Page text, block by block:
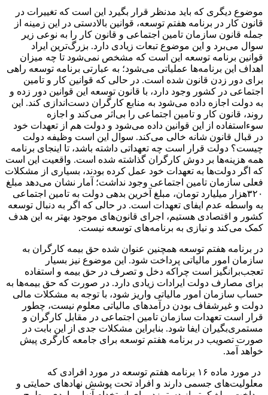
موضوع دیگری که باید مدنظر قرار بگیرد این است که تغییرات در
قانون کار در برنامه هفتم توسعه، قوانین بالادستی در این زمینه از
جمله قانون سازمان تامین اجتماعی و قانون کار را به نوعی زیر
سوال می‌برد و این موضوع تبعات زیادی دارد. بزرگ‌ترین ایراد
قوانین برنامه توسعه این است که مشخص نمی‌شود تا چه میزان
اهداف این برنامه‌ها عملیاتی می‌شود؛ به عبارتی برنامه توسعه راهی
برای دور زدن قانون شده است. در حالی که قوانین کار و تامین
اجتماعی در کشور وجود دارد، با قانون توسعه این قوانین دور زده و
به دولت اجازه داده می‌شود به منابع کارگران دست‌اندازی کند. این
روند، قانون کار و تامین اجتماعی را بی‌اثر می‌کند و اجازه
سوءاستفاده از این قوانین داده می‌شود و دولت هم از تعهدات خود
در قبال قانون شانه خالی می‌کند. سوال این است وظیفه دولت
چیست؟ دولت قرار است چه تعهداتی داشته باشد، تا اینجای برنامه
همه هزینه‌ها بر دوش کارگران گذاشته شده است. واقعیت این است
که اگر دولت‌ها به تعهدات خود عمل کرده بودند، بسیاری از مشکلات
فعلی سازمان تامین اجتماعی وجود نداشت؛ آمار نشان می‌دهد مبلغ
۳۲۰هزار میلیارد تومان، مبلغ آخرین بدهی دولت به تامین اجتماعی
به واسطه عدم ایفای تعهدات است. در حالی که اگر به دنبال توسعه
کشور و اقتصادی هستیم، اجرای قانون‌های موجود بهتر به این هدف
کمک می‌کند و نیازی به برنامه‌های توسعه نیست.
در برنامه هفتم توسعه همچنین عنوان شده حق بیمه کارگران به
سازمان امور مالیاتی پرداخت شود. این موضوع نیز بسیار
تعجب‌برانگیز است چراکه دخل و تصرف در حق بیمه و استفاده
برای مصارف دولت ایرادات زیادی دارد. در صورت که حق بیمه‌ها به
حساب سازمان امور مالیاتی واریز شود، با توجه به مشکلات مالی
دولت و غیرشفاف بودن درآمدهای مالیاتی معلوم نیست، چطور
قرار است تعهدات سازمان تامین اجتماعی در مقابل کارگران و
مستمری‌بگیران ایفا شود. بنابراین مشکلات جدی از این بابت در
صورت تصویب در برنامه هفتم توسعه برای جامعه کارگری پیش
خواهد آمد.
در مورد ماده ۱۶ برنامه هفتم توسعه در مورد افرادی که
معلولیت‌های جسمی دارند و افراد تحت پوشش نهادهای حمایتی و